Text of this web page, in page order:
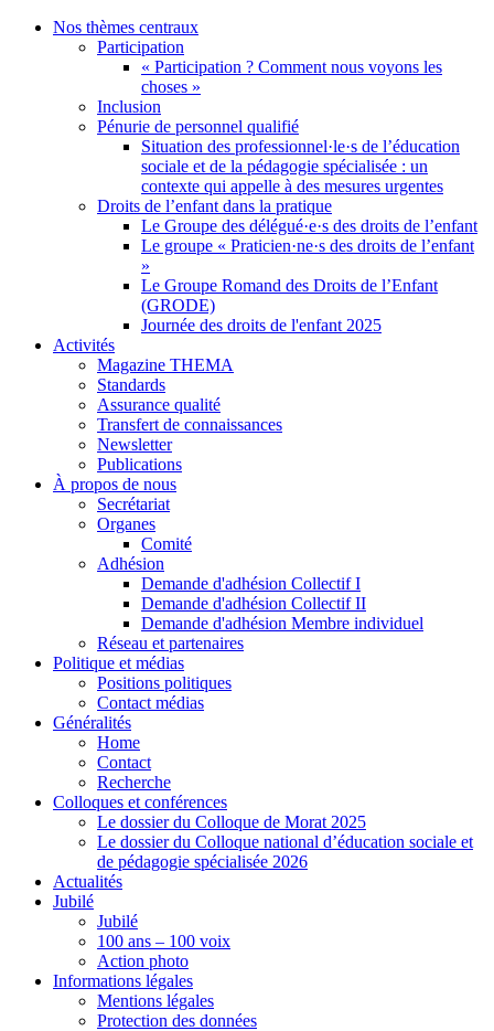
Nos thèmes centraux
Participation
« Participation ? Comment nous voyons les
choses »
Inclusion
Pénurie de personnel qualifié
Situation des professionnel·le·s de l’éducation
sociale et de la pédagogie spécialisée : un
contexte qui appelle à des mesures urgentes
Droits de l’enfant dans la pratique
Le Groupe des délégué·e·s des droits de l’enfant
Le groupe « Praticien·ne·s des droits de l’enfant
»
Le Groupe Romand des Droits de l’Enfant
(GRODE)
Journée des droits de l'enfant 2025
Activités
Magazine THEMA
Standards
Assurance qualité
Transfert de connaissances
Newsletter
Publications
À propos de nous
Secrétariat
Organes
Comité
Adhésion
Demande d'adhésion Collectif I
Demande d'adhésion Collectif II
Demande d'adhésion Membre individuel
Réseau et partenaires
Politique et médias
Positions politiques
Contact médias
Généralités
Home
Contact
Recherche
Colloques et conférences
Le dossier du Colloque de Morat 2025
Le dossier du Colloque national d’éducation sociale et
de pédagogie spécialisée 2026
Actualités
Jubilé
Jubilé
100 ans – 100 voix
Action photo
Informations légales
Mentions légales
Protection des données